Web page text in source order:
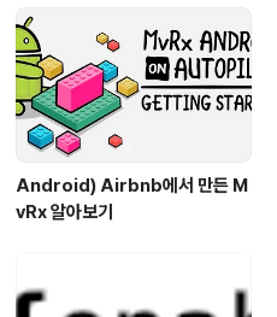
Android) Airbnb에서 만든 M
vRx 알아보기